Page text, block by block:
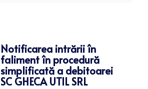
Notificarea intrării în
faliment în procedură
simplificată a debitoarei
SC GHECA UTIL SRL